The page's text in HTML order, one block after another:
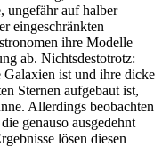
ungefähr auf halber
eingeschränkten
ihre Modelle
ab. Nichtsdestotrotz:
ist und ihre dicke
Sternen aufgebaut ist,
Allerdings beobachten
genauso ausgedehnt
lösen diesen